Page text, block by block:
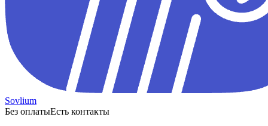
Sovlium
Без оплатыЕсть контакты